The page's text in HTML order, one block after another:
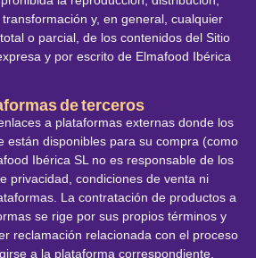
y, en general, cualquier
o parcial, de los contenidos del Sitio
y por escrito de Elmafood Ibérica
de terceros
a plataformas externas donde los
están disponibles para su compra (como
Ibérica SL no es responsable de los
privacidad, condiciones de venta ni
La contratación de productos a
se rige por sus propios términos y
reclamación relacionada con el proceso
a la plataforma correspondiente.